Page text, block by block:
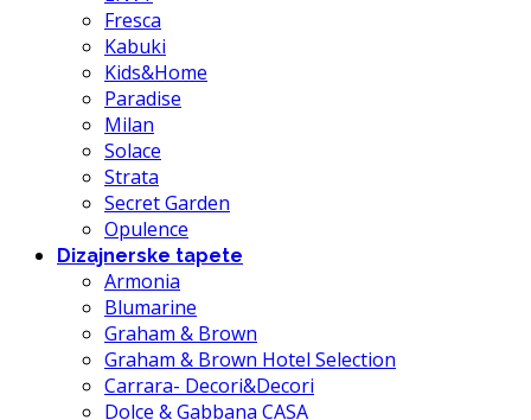
Fresca
Kabuki
Kids&Home
Paradise
Milan
Solace
Strata
Secret Garden
Opulence
Dizajnerske tapete
Armonia
Blumarine
Graham & Brown
Graham & Brown Hotel Selection
Carrara- Decori&Decori
Dolce & Gabbana CASA